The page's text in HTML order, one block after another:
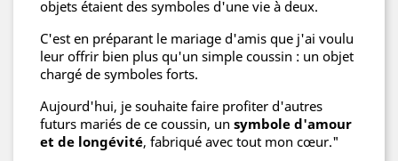
objets étaient des symboles d'une vie à deux.
C'est en préparant le mariage d'amis que j'ai voulu
leur offrir bien plus qu'un simple coussin : un objet
chargé de symboles forts.
Aujourd'hui, je souhaite faire profiter d'autres
futurs mariés de ce coussin, un symbole d'amour
et de longévité, fabriqué avec tout mon cœur."